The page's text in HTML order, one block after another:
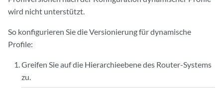
wird nicht unterstützt.
So konfigurieren Sie die Versionierung für dynamische
Profile:
Greifen Sie auf die Hierarchieebene des Router-Systems
zu.